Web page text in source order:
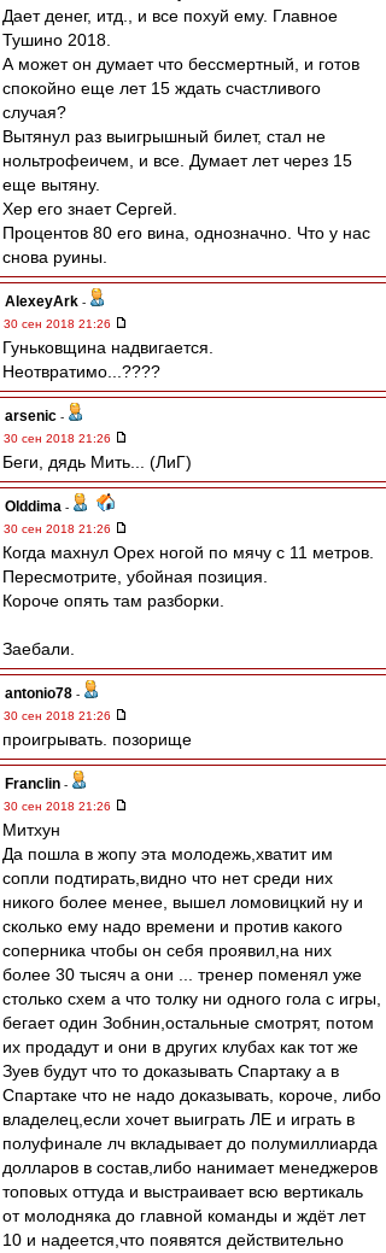
Дает денег, итд., и все похуй ему. Главное
Тушино 2018.
А может он думает что бессмертный, и готов
спокойно еще лет 15 ждать счастливого
случая?
Вытянул раз выигрышный билет, стал не
нольтрофеичем, и все. Думает лет через 15
еще вытяну.
Хер его знает Сергей.
Процентов 80 его вина, однозначно. Что у нас
снова руины.
AlexeyArk -
30 сен 2018 21:26
Гуньковщина надвигается.
Неотвратимо...????
arsenic -
30 сен 2018 21:26
Беги, дядь Мить... (ЛиГ)
Olddima -
30 сен 2018 21:26
Когда махнул Орех ногой по мячу с 11 метров.
Пересмотрите, убойная позиция.
Короче опять там разборки.
Заебали.
antonio78 -
30 сен 2018 21:26
проигрывать. позорище
Franclin -
30 сен 2018 21:26
Митхун
Да пошла в жопу эта молодежь,хватит им
сопли подтирать,видно что нет среди них
никого более менее, вышел ломовицкий ну и
сколько ему надо времени и против какого
соперника чтобы он себя проявил,на них
более 30 тысяч а они ... тренер поменял уже
столько схем а что толку ни одного гола с игры,
бегает один Зобнин,остальные смотрят, потом
их продадут и они в других клубах как тот же
Зуев будут что то доказывать Спартаку а в
Спартаке что не надо доказывать, короче, либо
владелец,если хочет выиграть ЛЕ и играть в
полуфинале лч вкладывает до полумиллиарда
долларов в состав,либо нанимает менеджеров
топовых оттуда и выстраивает всю вертикаль
от молодняка до главной команды и ждёт лет
10 и надеется,что появятся действительно